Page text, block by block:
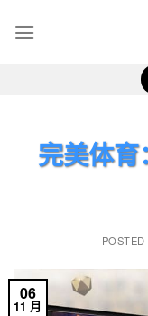
完美体
06
11 月